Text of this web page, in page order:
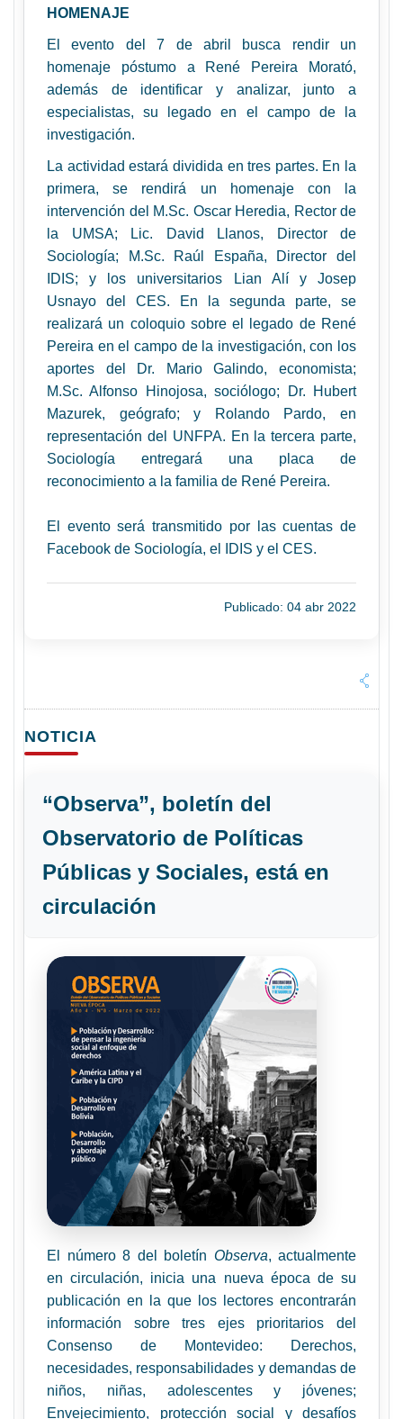
HOMENAJE
El evento del 7 de abril busca rendir un
homenaje póstumo a René Pereira Morató,
además de identificar y analizar, junto a
especialistas, su legado en el campo de la
investigación.
La actividad estará dividida en tres partes. En la
primera, se rendirá un homenaje con la
intervención del M.Sc. Oscar Heredia, Rector de
la UMSA; Lic. David Llanos, Director de
Sociología; M.Sc. Raúl España, Director del
IDIS; y los universitarios Lian Alí y Josep
Usnayo del CES. En la segunda parte, se
realizará un coloquio sobre el legado de René
Pereira en el campo de la investigación, con los
aportes del Dr. Mario Galindo, economista;
M.Sc. Alfonso Hinojosa, sociólogo; Dr. Hubert
Mazurek, geógrafo; y Rolando Pardo, en
representación del UNFPA. En la tercera parte,
Sociología entregará una placa de
reconocimiento a la familia de René Pereira.
El evento será transmitido por las cuentas de
Facebook de Sociología, el IDIS y el CES.
Publicado: 04 abr 2022
NOTICIA
“Observa”, boletín del
Observatorio de Políticas
Públicas y Sociales, está en
circulación
El número 8 del boletín Observa, actualmente
en circulación, inicia una nueva época de su
publicación en la que los lectores encontrarán
información sobre tres ejes prioritarios del
Consenso de Montevideo: Derechos,
necesidades, responsabilidades y demandas de
niños, niñas, adolescentes y jóvenes;
Envejecimiento, protección social y desafíos